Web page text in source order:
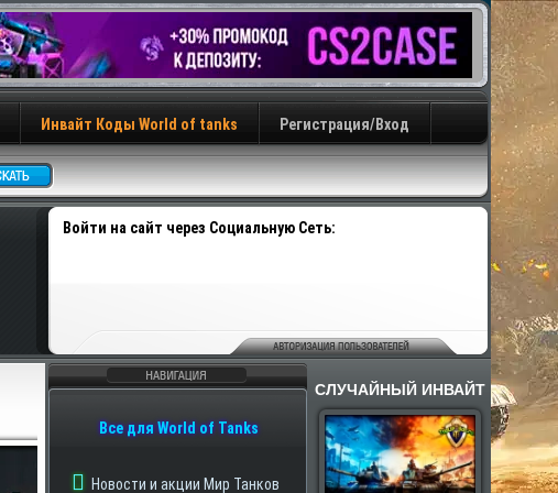
Инвайт Коды World of tanks Регистрация/Вход
Войти на сайт через Социальную Сеть:
СЛУЧАЙНЫЙ ИНВАЙТ
Навигация
Все для World of Tanks
Новости и акции Мир Танков